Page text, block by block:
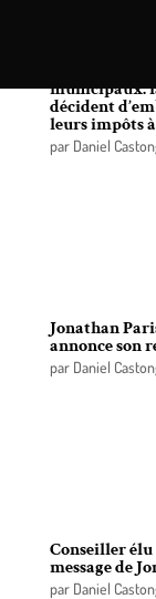
municipaux:
décident
leurs impôts
par Daniel
Jonathan
annonce son
par Daniel
Conseiller
message de
par Daniel